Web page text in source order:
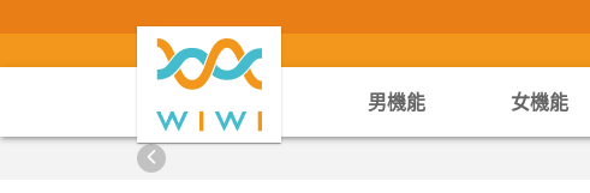
男機能 女機能